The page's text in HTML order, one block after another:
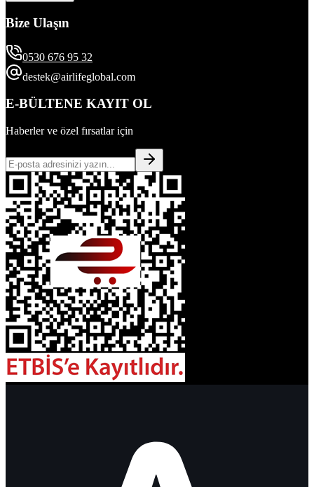
Bize Ulaşın
0530 676 95 32
destek@airlifeglobal.com
E-BÜLTENE KAYIT OL
Haberler ve özel fırsatlar için